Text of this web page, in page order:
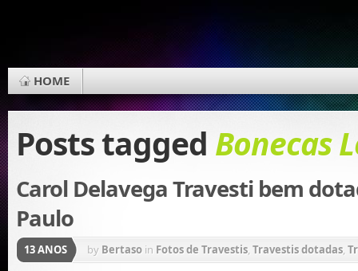
HOME
Posts tagged Bonecas
Carol Delavega Travesti bem
Paulo
13 ANOS by Bertaso in Fotos de Travestis, Travestis dotadas,